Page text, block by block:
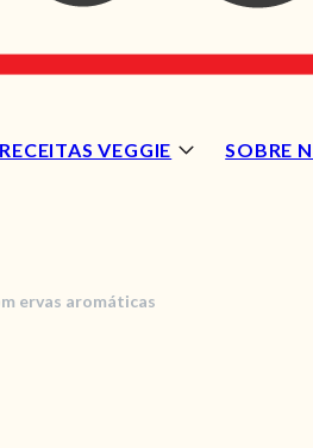
RECEITAS VEGGIE SOBRE
ervas aromáticas